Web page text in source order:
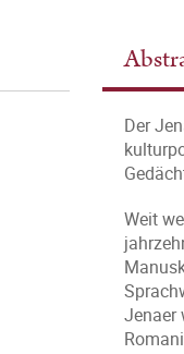
Der
Weit
Jenaer